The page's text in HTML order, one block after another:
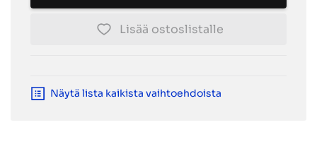
Lisää ostoslistalle
Näytä lista kaikista vaihtoehdoista